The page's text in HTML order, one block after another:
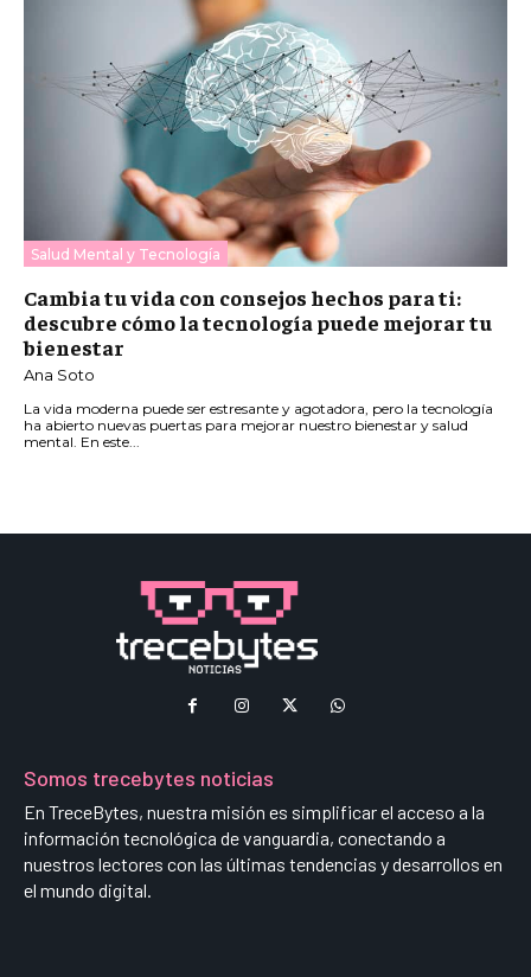
Salud Mental y Tecnología
Cambia tu vida con consejos hechos para ti:
descubre cómo la tecnología puede mejorar tu
bienestar
Ana Soto
La vida moderna puede ser estresante y agotadora, pero la tecnología
ha abierto nuevas puertas para mejorar nuestro bienestar y salud
mental. En este...
Somos trecebytes noticias
En TreceBytes, nuestra misión es simplificar el acceso a la
información tecnológica de vanguardia, conectando a
nuestros lectores con las últimas tendencias y desarrollos en
el mundo digital.